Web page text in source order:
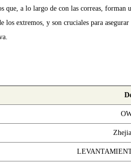
que, a lo largo de con las correas,
extremos, y son cruciales para